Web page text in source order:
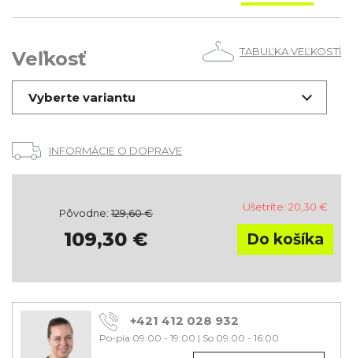
Veľkosť TABUĽKA VEĽKOSTÍ
Vyberte variantu
INFORMÁCIE O DOPRAVE
Pôvodne: 129,60€
109,30 €
Ušetríte: 20,30 €
+421 412 028 932
Po-pia 09:00 - 19:00 | So 09:00 - 16:00